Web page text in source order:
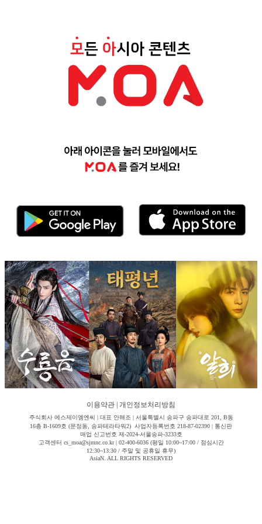
이용약관 개인정보처리방침
주식회사 에스제이엠엔씨 | 대표 안해조 | 서울특별시 송파구 송파대로 201, B동
16층 B-1609호 (문정동, 송파테라타워2) 사업자등록번호 218-87-02390 | 통신판
매업 신고번호 제-2024-서울송파-3233호
고객센터 cs_moa@sjmnc.co.kr | 02-400-6036 (평일 10:00~17:00 / 점심시간
12:30~13:30 / 주말 및 공휴일 휴무)
AsiaN. ALL RIGHTS RESERVED